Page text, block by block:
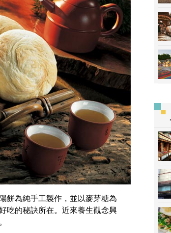
餅為純手工製作，並以麥芽糖為
吃的秘訣所在。近來養生觀念興